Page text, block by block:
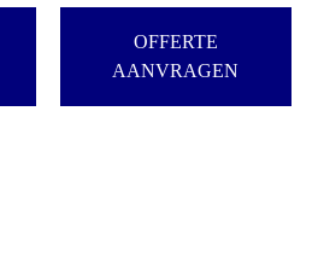
OFFERTE
AANVRAGEN